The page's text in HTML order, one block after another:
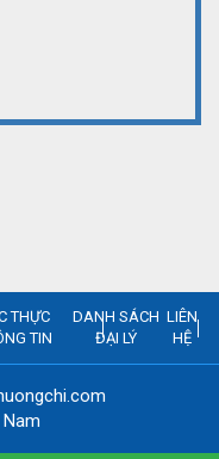
THỰC
TIN
DANH SÁCH
ĐẠI LÝ
LIÊN
HỆ